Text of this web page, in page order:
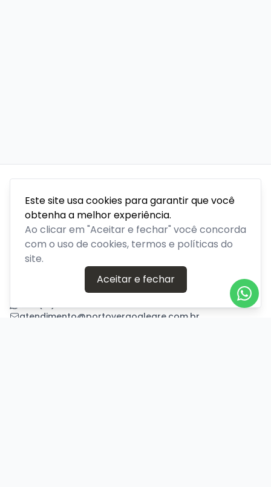
Este site usa cookies para garantir que você
obtenha a melhor experiência.
Ao clicar em "Aceitar e fechar" você concorda
com o uso de cookies, termos e políticas do
site.
Aceitar e fechar
Venda de ingressos para eventos em Porto Alegre, Rio
PLATAFORMA POR
Precisa de ajuda?
atendimento@portoveraoalegre.com.br